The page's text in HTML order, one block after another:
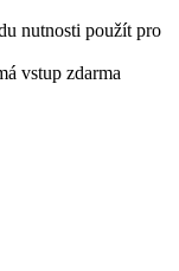
nutnosti použít pro
vstup zdarma